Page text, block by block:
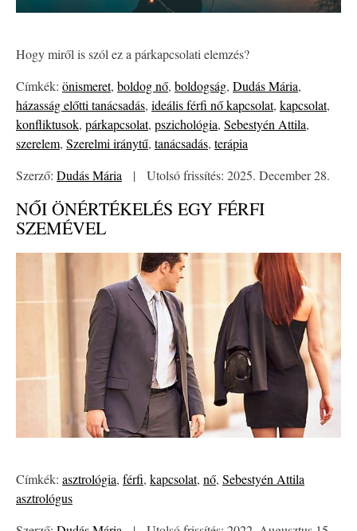
Hogy miről is szól ez a párkapcsolati elemzés?
Címkék: önismeret, boldog nő, boldogság, Dudás Mária,
házasság előtti tanácsadás, ideális férfi nő kapcsolat, kapcsolat,
konfliktusok, párkapcsolat, pszichológia, Sebestyén Attila,
szerelem, Szerelmi iránytű, tanácsadás, terápia
Szerző: Dudás Mária | Utolsó frissítés: 2025. December 28.
NŐI ÖNÉRTÉKELÉS EGY FÉRFI
SZEMÉVEL
Címkék: asztrológia, férfi, kapcsolat, nő, Sebestyén Attila
asztrológus